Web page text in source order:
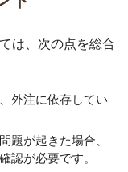
は、次の点を総合
外注に依存してい
題が起きた場合、
認が必要です。